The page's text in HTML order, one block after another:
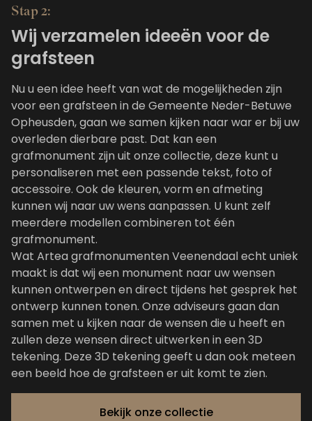
Stap 2:
Wij verzamelen ideeën voor de
grafsteen
Nu u een idee heeft van wat de mogelijkheden zijn
voor een grafsteen in de Gemeente Neder-Betuwe
Opheusden, gaan we samen kijken naar war er bij uw
overleden dierbare past. Dat kan een
grafmonument zijn uit onze collectie, deze kunt u
personaliseren met een passende tekst, foto of
accessoire. Ook de kleuren, vorm en afmeting
kunnen wij naar uw wens aanpassen. U kunt zelf
meerdere modellen combineren tot één
grafmonument.
Wat Artea grafmonumenten Veenendaal echt uniek
maakt is dat wij een monument naar uw wensen
kunnen ontwerpen en direct tijdens het gesprek het
ontwerp kunnen tonen. Onze adviseurs gaan dan
samen met u kijken naar de wensen die u heeft en
zullen deze wensen direct uitwerken in een 3D
tekening. Deze 3D tekening geeft u dan ook meteen
een beeld hoe de grafsteen er uit komt te zien.
Bekijk onze collectie